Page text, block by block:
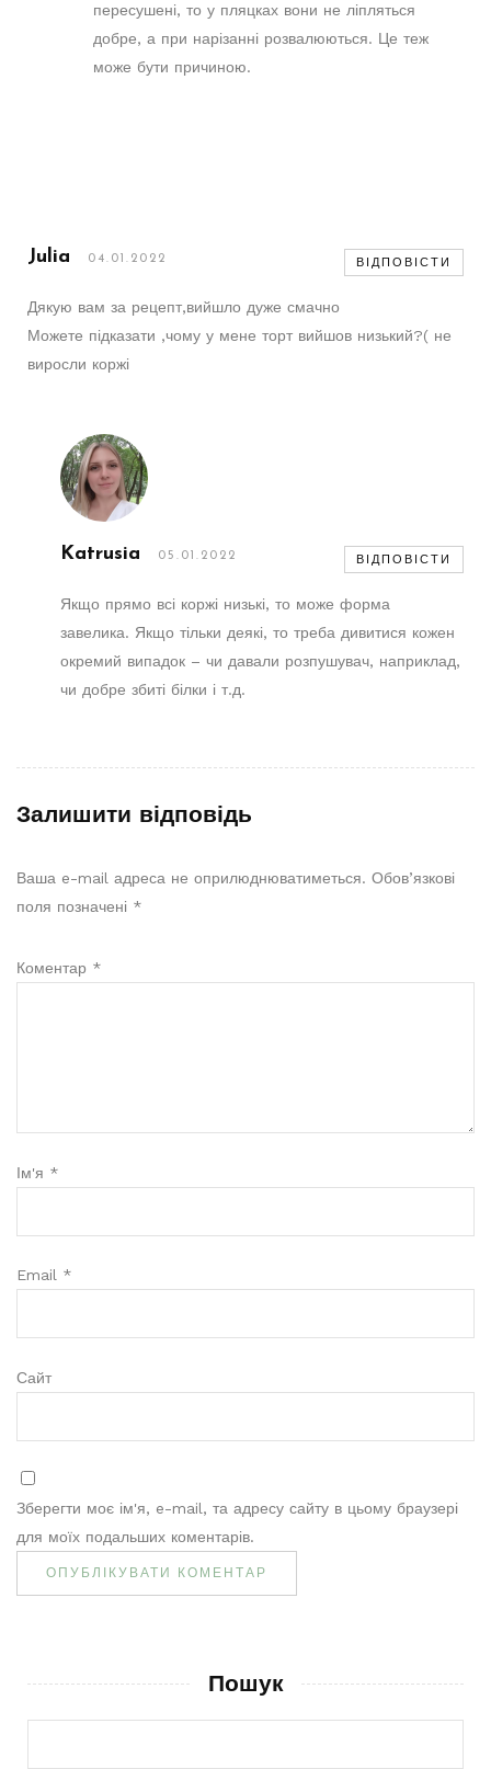
пересушені, то у пляцках вони не ліпляться
добре, а при нарізанні розвалюються. Це теж
може бути причиною.
Julia 04.01.2022 ВІДПОВІСТИ
Дякую вам за рецепт,вийшло дуже смачно
Можете підказати ,чому у мене торт вийшов низький?( не
виросли коржі
Katrusia 05.01.2022 ВІДПОВІСТИ
Якщо прямо всі коржі низькі, то може форма
завелика. Якщо тільки деякі, то треба дивитися кожен
окремий випадок – чи давали розпушувач, наприклад,
чи добре збиті білки і т.д.
Залишити відповідь
Ваша e-mail адреса не оприлюднюватиметься. Обов’язкові
поля позначені *
Коментар *
Ім'я *
Email *
Сайт
Зберегти моє ім'я, e-mail, та адресу сайту в цьому браузері
для моїх подальших коментарів.
Пошук